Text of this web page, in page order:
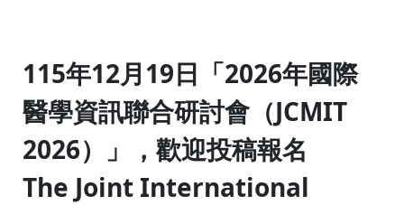
115年12月19日「2026年國際
醫學資訊聯合研討會（JCMIT
2026）」，歡迎投稿報名
The Joint International